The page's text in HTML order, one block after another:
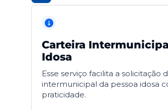
Carteira
Idosa
Esse serviço facilita a solicitação
intermunicipal da pessoa idosa
praticidade.